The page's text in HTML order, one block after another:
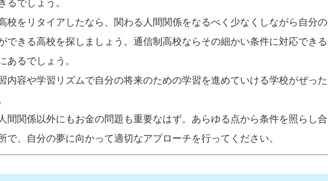
るでしょう。
校をリタイアしたなら、関わる人間関係をなるべく少なくしながら自分の
できる高校を探しましょう。通信制高校ならその細かい条件に対応できる
あるでしょう。
内容や学習リズムで自分の将来のための学習を進めていける学校がぜった
間関係以外にもお金の問題も重要なはず。あらゆる点から条件を照らし合
で、自分の夢に向かって適切なアプローチを行ってください。